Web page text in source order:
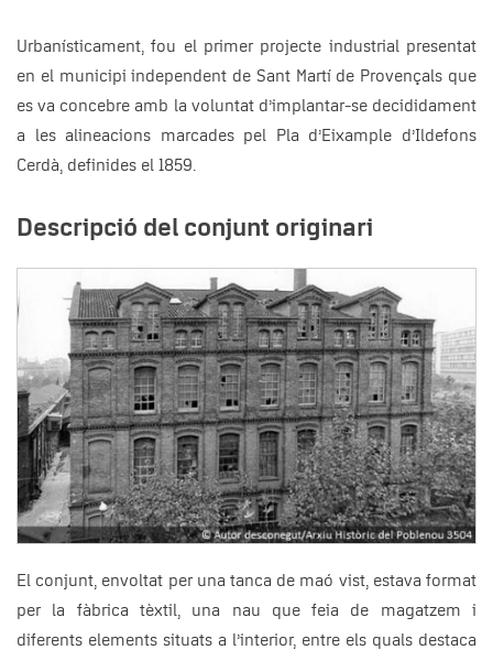
Urbanísticament, fou el primer projecte industrial presentat
en el municipi independent de Sant Martí de Provençals que
es va concebre amb la voluntat d’implantar-se decididament
a les alineacions marcades pel Pla d’Eixample d’Ildefons
Cerdà, definides el 1859.
Descripció del conjunt originari
El conjunt, envoltat per una tanca de maó vist, estava format
per la fàbrica tèxtil, una nau que feia de magatzem i
diferents elements situats a l’interior, entre els quals destaca